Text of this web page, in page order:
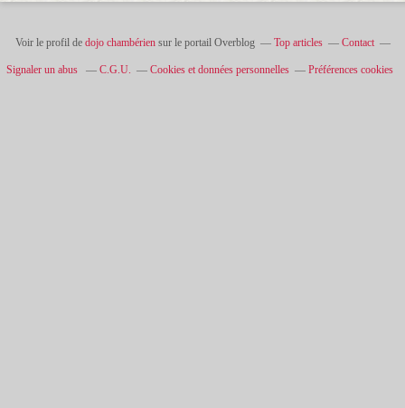
Voir le profil de dojo chambériensur le portail Overblog Top articles Contact
Signaler un abus C.G.U. Cookies et données personnelles Préférences cookies